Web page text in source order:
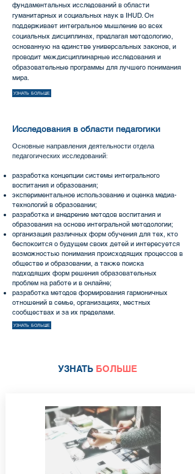
фундаментальных исследований в области
гуманитарных и социальных наук в IHUD. Он
поддерживает интегральное мышление во всех
социальных дисциплинах, предлагая методологию,
основанную на единстве универсальных законов, и
проводит междисциплинарные исследования и
образовательные программы для лучшего понимания
мира.
УЗНАТЬ БОЛЬШЕ
Исследования в области педагогики
Основные направления деятельности отдела
педагогических исследований:
разработка концепции системы интегрального
воспитания и образования;
экспериментальное использование и оценка медиа-
технологий в образовании;
разработка и внедрение методов воспитания и
образования на основе интегральной методологии;
организация различных форм обучения для тех, кто
беспокоится о будущем своих детей и интересуется
возможностью понимания происходящих процессов в
обществе и образовании, а также поиска
подходящих форм решения образовательных
проблем на работе и в онлайне;
разработка методов формирования гармоничных
отношений в семье, организациях, местных
сообществах и за их пределами.
УЗНАТЬ БОЛЬШЕ
УЗНАТЬ БОЛЬШЕ